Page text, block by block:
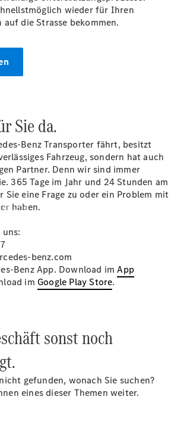
uns
wieder für Ihren
auf die Strasse bekommen.
Sie da.
Benz Transporter fährt, besitzt
Fahrzeug, sondern hat auch
Partner. Denn wir sind immer
365 Tage im Jahr und 24 Stunden am
Sie eine Frage zu oder ein Problem mit
haben.
benz.com
Benz App. Download imApp
im Google Play Store.
sonst noch
gefunden, wonach Sie suchen?
eines dieser Themen weiter.